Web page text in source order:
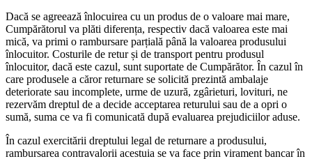
Dacă se agreează înlocuirea cu un produs de o valoare mai mare,
Cumpărătorul va plăti diferența, respectiv dacă valoarea este mai
mică, va primi o rambursare parțială până la valoarea produsului
înlocuitor. Costurile de retur și de transport pentru produsul
înlocuitor, dacă este cazul, sunt suportate de Cumpărător. În cazul în
care produsele a căror returnare se solicită prezintă ambalaje
deteriorate sau incomplete, urme de uzură, zgârieturi, lovituri, ne
rezervăm dreptul de a decide acceptarea returului sau de a opri o
sumă, suma ce va fi comunicată după evaluarea prejudiciilor aduse.
În cazul exercitării dreptului legal de returnare a produsului,
rambursarea contravalorii acestuia se va face prin virament bancar în